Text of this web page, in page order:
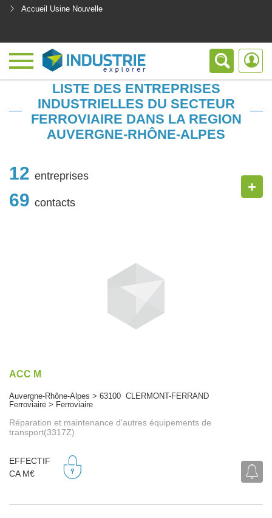
Accueil Usine Nouvelle
LISTE DES ENTREPRISES
INDUSTRIELLES DU SECTEUR
FERROVIAIRE DANS LA REGION
AUVERGNE-RHÔNE-ALPES
12 entreprises
69 contacts
+
ACC M
Auvergne-Rhône-Alpes > 63100 CLERMONT-FERRAND
Ferroviaire > Ferroviaire
Réparation et maintenance d'autres équipements de
transport(3317Z)
EFFECTIF
CA M€